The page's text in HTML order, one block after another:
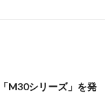
M30シリーズ」を発